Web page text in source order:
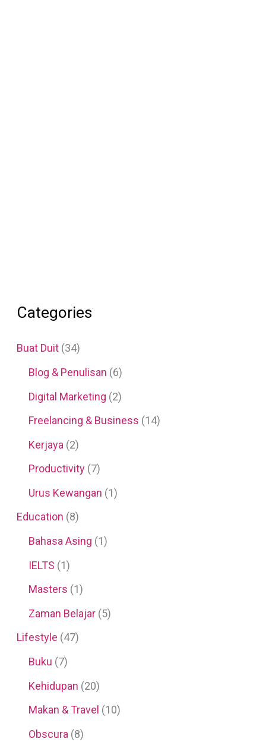
Categories
Buat Duit(34)
Blog & Penulisan (6)
Digital Marketing (2)
Freelancing & Business (14)
Kerjaya (2)
Productivity(7)
Urus Kewangan (1)
Education (8)
Bahasa Asing (1)
IELTS (1)
Masters (1)
Zaman Belajar(5)
Lifestyle (47)
Buku (7)
Kehidupan (20)
Makan & Travel (10)
Obscura (8)